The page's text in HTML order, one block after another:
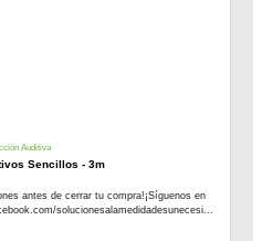
Auditiva
Sencillos - 3m
antes de cerrar tu compra!¡Síguenos en
solucionesalamedidadesunecesi...